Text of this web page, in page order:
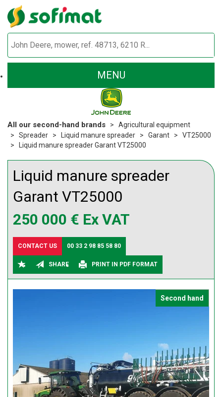
MENU
All our second-hand brands
Agricultural equipment
Spreader
Liquid manure spreader Garant
VT25000
Liquid manure spreader Garant VT25000
Liquid manure spreader
Garant VT25000
250 000 € Ex VAT
CONTACT US 00 33 2 98 85 58 80
SHARE PRINT IN PDF FORMAT
Second hand